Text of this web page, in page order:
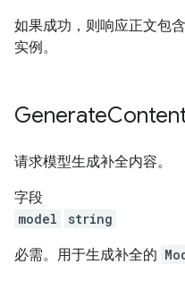
如果成功，则响应正文包
实例。
Generate
请求模型生成补全内容。
字段
model
string
必需。用于生成补全的